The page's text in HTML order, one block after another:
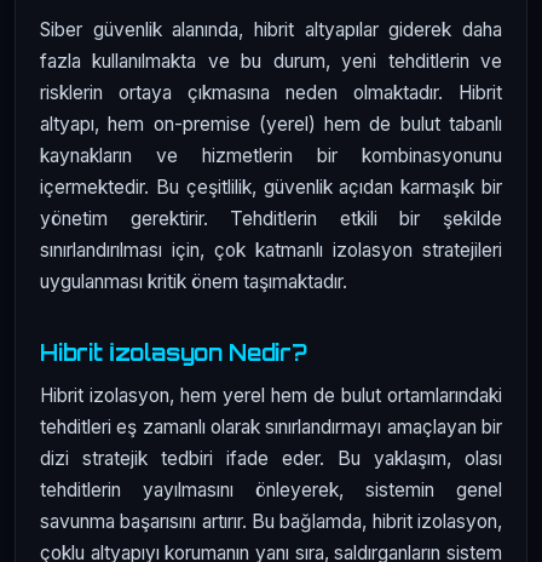
Siber güvenlik alanında, hibrit altyapılar giderek daha
fazla kullanılmakta ve bu durum, yeni tehditlerin ve
risklerin ortaya çıkmasına neden olmaktadır. Hibrit
altyapı, hem on-premise (yerel) hem de bulut tabanlı
kaynakların ve hizmetlerin bir kombinasyonunu
içermektedir. Bu çeşitlilik, güvenlik açıdan karmaşık bir
yönetim gerektirir. Tehditlerin etkili bir şekilde
sınırlandırılması için, çok katmanlı izolasyon stratejileri
uygulanması kritik önem taşımaktadır.
Hibrit İzolasyon Nedir?
Hibrit izolasyon, hem yerel hem de bulut ortamlarındaki
tehditleri eş zamanlı olarak sınırlandırmayı amaçlayan bir
dizi stratejik tedbiri ifade eder. Bu yaklaşım, olası
tehditlerin yayılmasını önleyerek, sistemin genel
savunma başarısını artırır. Bu bağlamda, hibrit izolasyon,
çoklu altyapıyı korumanın yanı sıra, saldırganların sistem